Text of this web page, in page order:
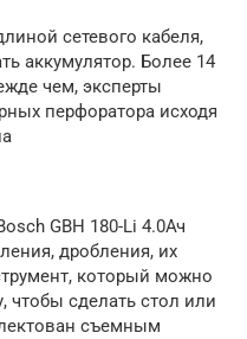
сетевого кабеля,
аккумулятор. Более 14
чем, эксперты
перфоратора исходя
GBH 180-Li 4.0Ач
дробления, их
который можно
чтобы сделать стол или
съемным